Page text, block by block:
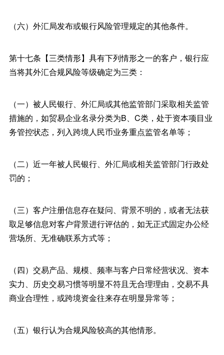
（六）外汇局发布或银行风险管理规定的其他条件。
第十七条【三类情形】具有下列情形之一的客户，银行应
当将其外汇合规风险等级确定为三类：
（一）被人民银行、外汇局或其他监管部门采取相关监管
措施的，如贸易企业名录分类为B、C类，处于资本项目业
务管控状态，列入跨境人民币业务重点监管名单等；
（二）近一年被人民银行、外汇局或相关监管部门行政处
罚的；
（三）客户注册信息存在疑问、背景不明的，或者无法获
取足够信息对客户背景进行评估的，如无正式固定办公经
营场所、无准确联系方式等；
（四）交易产品、规模、频率与客户日常经营状况、资本
实力、历史交易习惯等明显不符且无合理理由，交易不具
商业合理性，或跨境资金往来存在明显异常等；
（五）银行认为合规风险较高的其他情形。